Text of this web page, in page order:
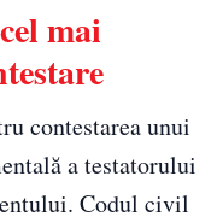
mai
contestarea unui
a testatorului
Codul civil